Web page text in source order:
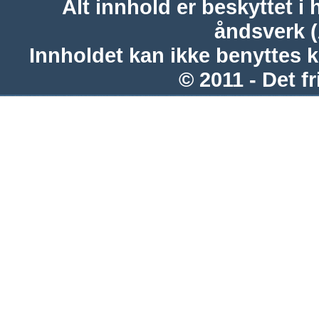
Alt innhold er beskyttet i
åndsverk
Innholdet kan ikke benyttes
© 2011 - Det